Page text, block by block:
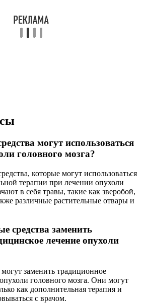
могут использоваться
головного мозга?
которые могут использоваться
терапии при лечении опухоли
в себя травы, такие как зверобой,
различные растительные отвары и
средства заменить
лечение опухоли
заменить традиционное
головного мозга. Они могут
как дополнительная терапия и
с врачом.